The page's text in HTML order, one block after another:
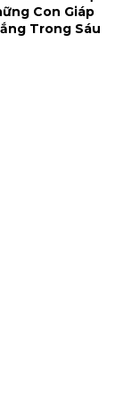
Con Giáp
Trong Sáu